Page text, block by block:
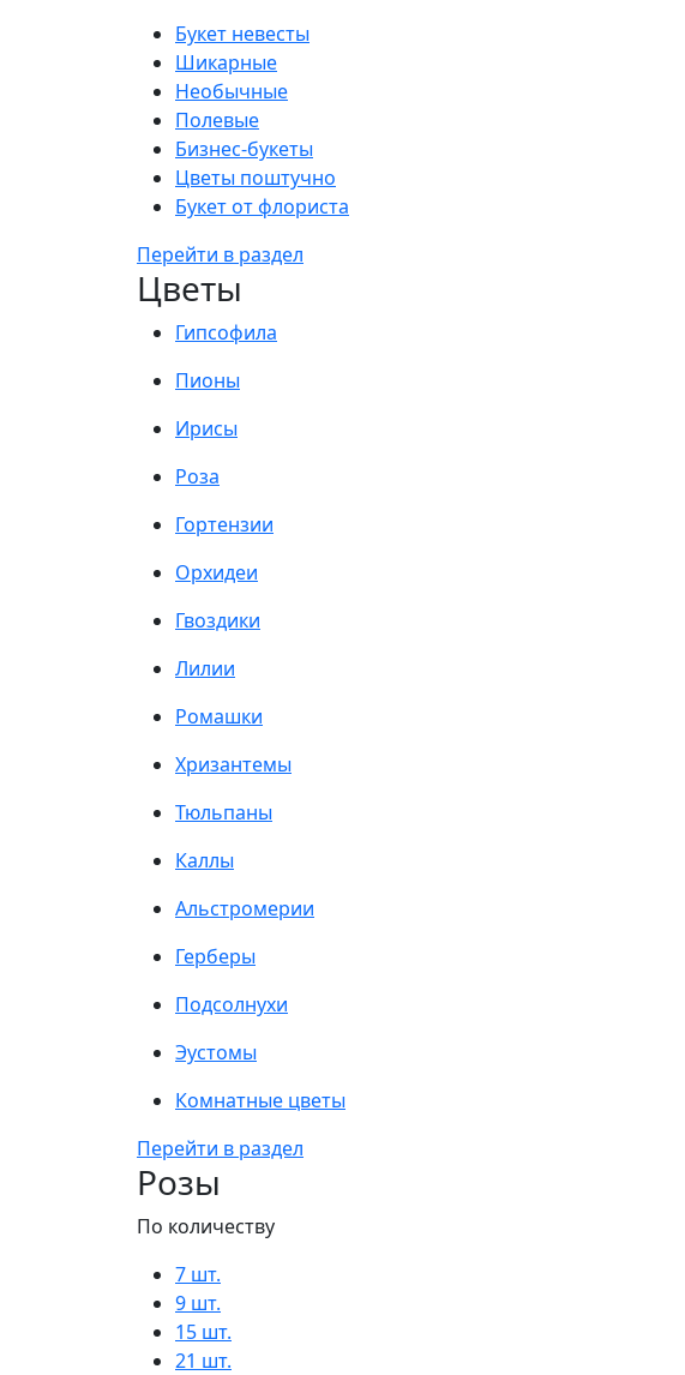
Букет невесты
Шикарные
Необычные
Полевые
Бизнес-букеты
Цветы поштучно
Букет от флориста
Перейти в раздел
Цветы
Гипсофила
Пионы
Ирисы
Роза
Гортензии
Орхидеи
Гвоздики
Лилии
Ромашки
Хризантемы
Тюльпаны
Каллы
Альстромерии
Герберы
Подсолнухи
Эустомы
Комнатные цветы
Перейти в раздел
Розы
По количеству
7 шт.
9 шт.
15 шт.
21 шт.